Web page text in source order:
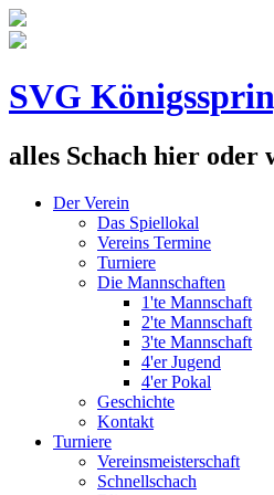
SVG
alles Schach hier oder
Der Verein
Das Spiellokal
Vereins Termine
Turniere
Die Mannschaften
1'te Mannschaft
2'te Mannschaft
3'te Mannschaft
4'er Jugend
4'er Pokal
Geschichte
Kontakt
Turniere
Vereinsmeisterschaft
Schnellschach